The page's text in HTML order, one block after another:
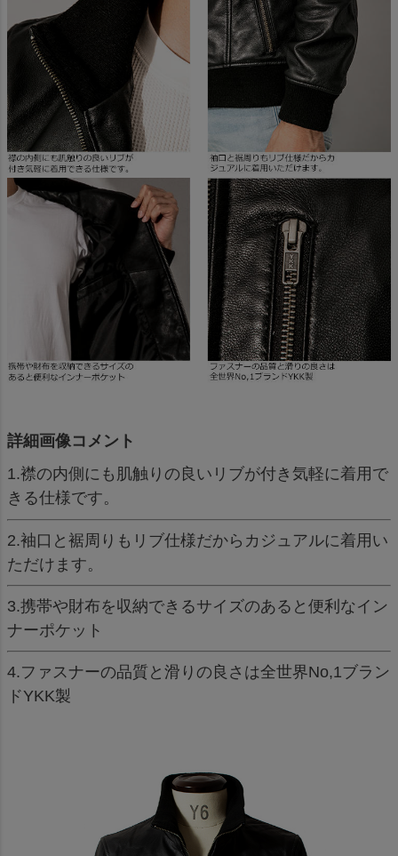
詳細画像コメント
1.襟の内側にも肌触りの良いリブが付き気軽に着用で
きる仕様です。
2.袖口と裾周りもリブ仕様だからカジュアルに着用い
ただけます。
3.携帯や財布を収納できるサイズのあると便利なイン
ナーポケット
4.ファスナーの品質と滑りの良さは全世界No,1ブラン
ドYKK製